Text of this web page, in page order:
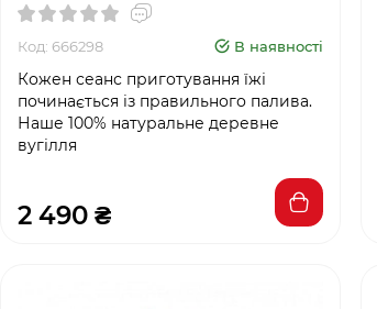
Код: 666298 В наявності
Кожен сеанс приготування їжі
починається із правильного палива.
Наше 100% натуральне деревне
вугілля
2 490 ₴